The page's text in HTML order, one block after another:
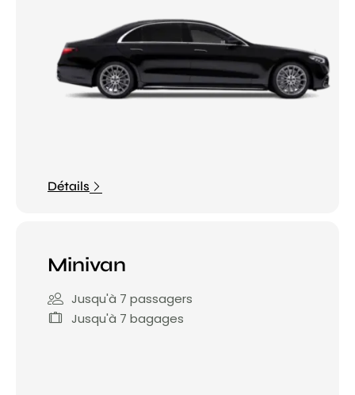
Détails
Minivan
Jusqu'à 7 passagers
Jusqu'à 7 bagages